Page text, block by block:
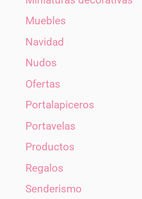
Muebles
Navidad
Nudos
Ofertas
Portalapiceros
Portavelas
Productos
Regalos
Senderismo